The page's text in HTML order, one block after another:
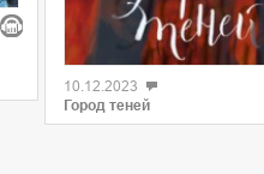
10.12.2023
Город теней